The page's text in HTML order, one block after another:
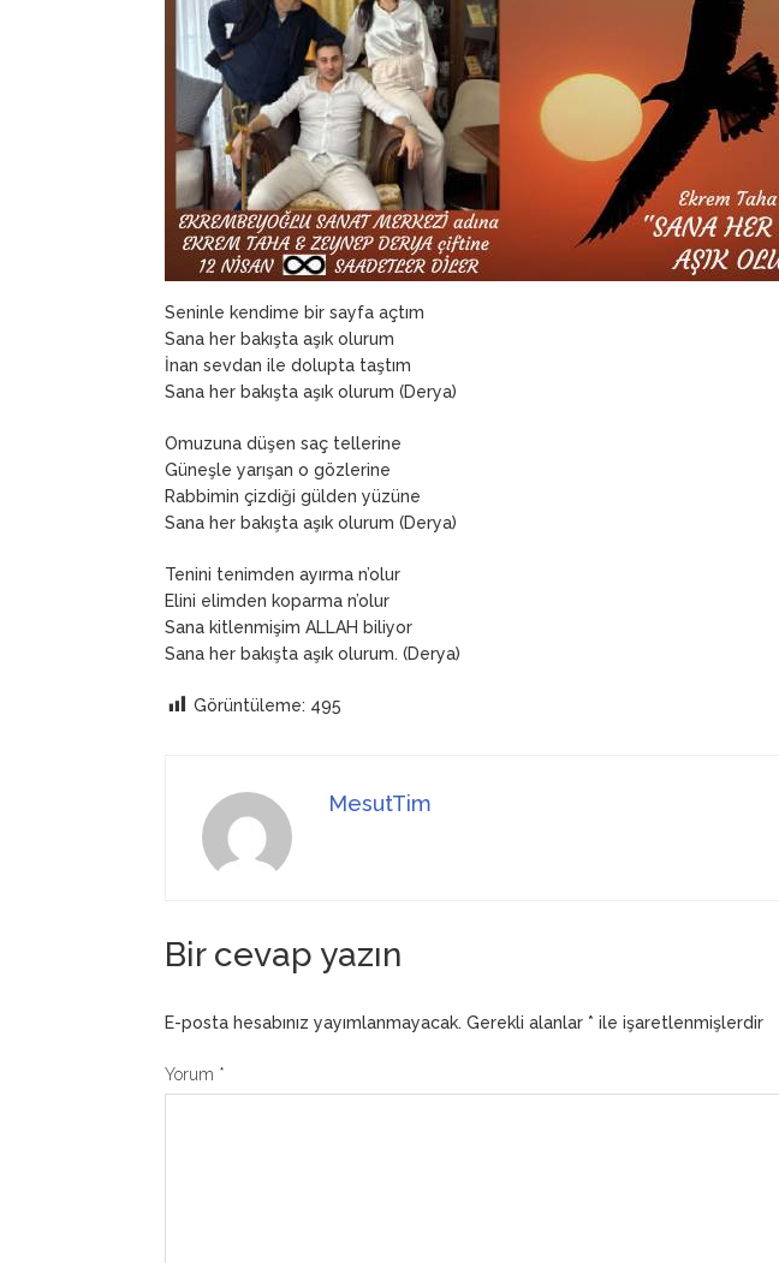
Seninle kendime bir sayfa açtım
Sana her bakışta aşık olurum
İnan sevdan ile dolupta taştım
Sana her bakışta aşık olurum (Derya)
Omuzuna düşen saç tellerine
Güneşle yarışan o gözlerine
Rabbimin çizdiği gülden yüzüne
Sana her bakışta aşık olurum (Derya)
Tenini tenimden ayırma n’olur
Elini elimden koparma n’olur
Sana kitlenmişim ALLAH biliyor
Sana her bakışta aşık olurum. (Derya)
Görüntüleme: 495
MesutTim
Bir cevap yazın
E-posta hesabınız yayımlanmayacak. Gerekli alanlar * ile işaretlenmişlerdir
Yorum *